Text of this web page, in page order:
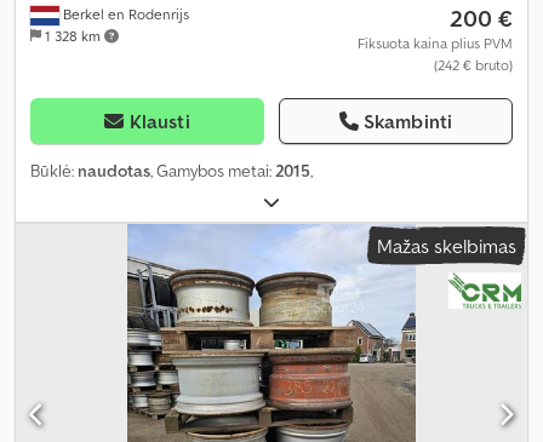
Berkel en Rodenrijs
1 328 km
200 €
Fiksuota kaina plius PVM
(242 € bruto)
Klausti Skambinti
Būklė: naudotas, Gamybos metai: 2015,
Mažas skelbimas